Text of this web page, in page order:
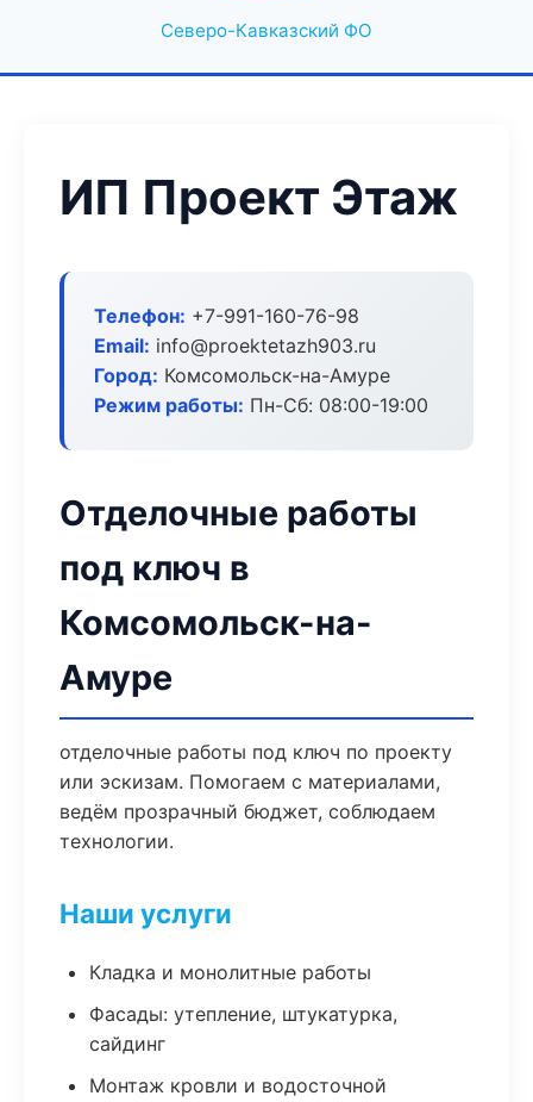
Северо-Кавказский ФО
ИП Проект Этаж
Телефон: +7-991-160-76-98
Email: info@proektetazh903.ru
Город: Комсомольск-на-Амуре
Режим работы: Пн-Сб: 08:00-19:00
Отделочные работы
под ключ в
Комсомольск-на-
Амуре
отделочные работы под ключ по проекту
или эскизам. Помогаем с материалами,
ведём прозрачный бюджет, соблюдаем
технологии.
Наши услуги
Кладка и монолитные работы
Фасады: утепление, штукатурка,
сайдинг
Монтаж кровли и водосточной